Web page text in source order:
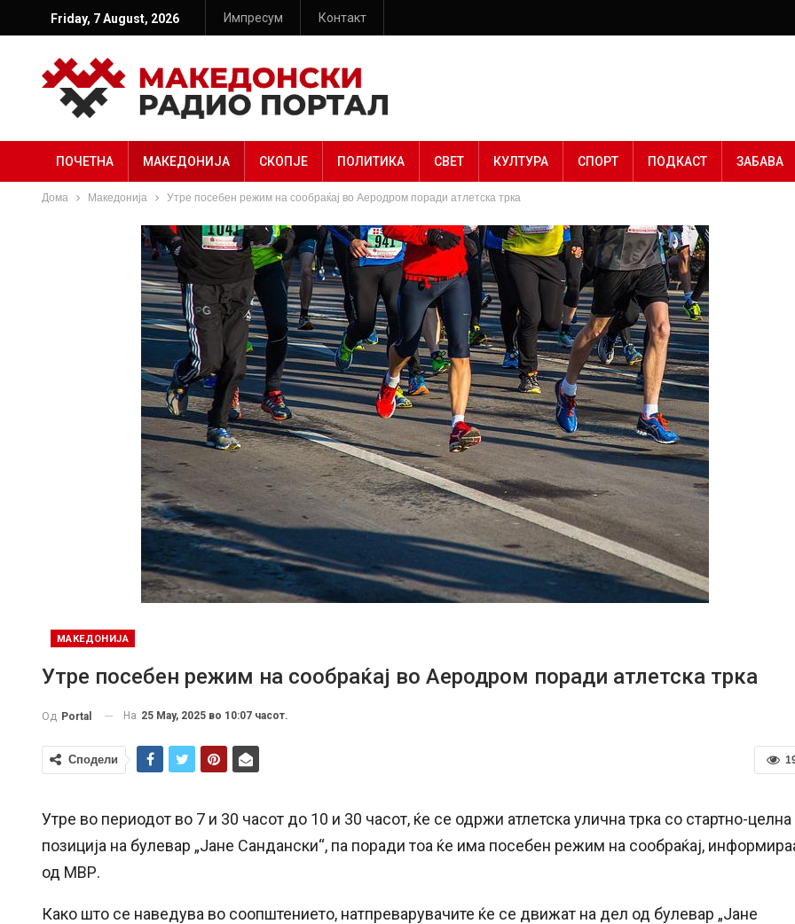
Friday, 7 August, 2026 Импресум Контакт
ПОЧЕТНА МАКЕДОНИЈА СКОПЈЕ ПОЛИТИКА СВЕТ КУЛТУРА СПОРТ ПОДКАСТ ЗАБАВА
Дома Македонија Утре посебен режим на сообраќај во Аеродром поради атлетска трка
МАКЕДОНИЈА
Утре посебен режим на сообраќај во Аеродром поради атлетска трка
Од Portal На 25 May, 2025 во 10:07 часот.
Сподели
Утре во периодот во 7 и 30 часот до 10 и 30 часот, ќе се одржи атлетска улична трка со стартно-целна
позиција на булевар „Јане Сандански“, па поради тоа ќе има посебен режим на сообраќај,
од МВР.
Како што се наведува во соопштението, натпреварувачите ќе се движат на дел од булевар „Јане